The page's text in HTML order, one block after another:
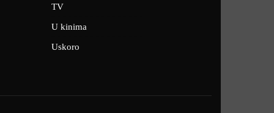
TV
U kinima
Uskoro